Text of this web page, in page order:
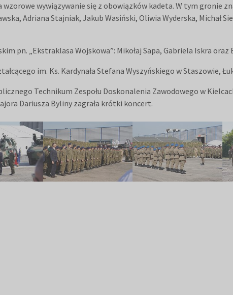
wywiązywanie się z obowiązków kadeta. W tym gronie
Adriana Stajniak, Jakub Wasiński, Oliwia Wyderska, Michał
pn. „Ekstraklasa Wojskowa”: Mikołaj Sapa, Gabriela Iskra oraz
im. Ks. Kardynała Stefana Wyszyńskiego w Staszowie,
Technikum Zespołu Doskonalenia Zawodowego w
Dariusza Byliny zagrała krótki koncert.